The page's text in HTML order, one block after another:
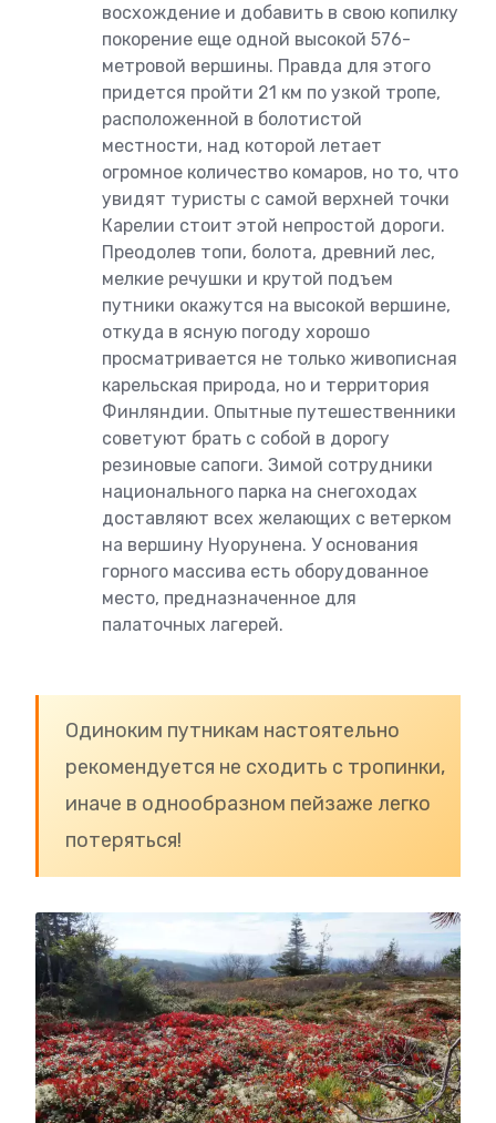
восхождение и добавить в свою копилку
покорение еще одной высокой 576-
метровой вершины. Правда для этого
придется пройти 21 км по узкой тропе,
расположенной в болотистой
местности, над которой летает
огромное количество комаров, но то, что
увидят туристы с самой верхней точки
Карелии стоит этой непростой дороги.
Преодолев топи, болота, древний лес,
мелкие речушки и крутой подъем
путники окажутся на высокой вершине,
откуда в ясную погоду хорошо
просматривается не только живописная
карельская природа, но и территория
Финляндии. Опытные путешественники
советуют брать с собой в дорогу
резиновые сапоги. Зимой сотрудники
национального парка на снегоходах
доставляют всех желающих с ветерком
на вершину Нуорунена. У основания
горного массива есть оборудованное
место, предназначенное для
палаточных лагерей.
Одиноким путникам настоятельно
рекомендуется не сходить с тропинки,
иначе в однообразном пейзаже легко
потеряться!